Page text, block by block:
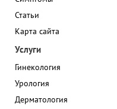
Статьи
Карта сайта
Услуги
Гинекология
Урология
Дерматология